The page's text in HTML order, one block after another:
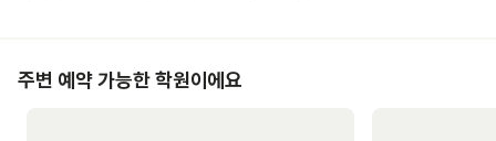
주변 예약 가능한 학원이에요